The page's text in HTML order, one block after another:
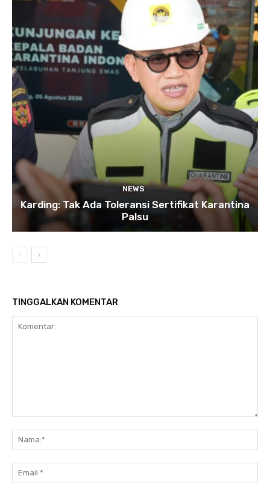
NEWS
Karding: Tak Ada Toleransi Sertifikat Karantina
Palsu
TINGGALKAN KOMENTAR